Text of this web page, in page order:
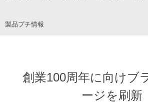
製品プチ情報
創業100周年に向けブ
ージを刷新